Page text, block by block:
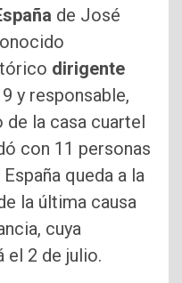
de José
dirigente
y responsable,
la casa cuartel
con 11 personas
queda a la
la última causa
cuya
el 2 de julio.